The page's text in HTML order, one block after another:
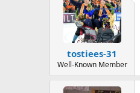
tostiees-31
Well-Known Member